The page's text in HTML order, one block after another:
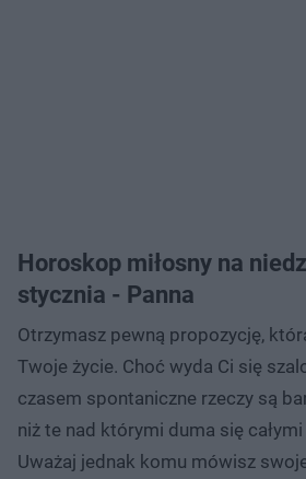
Horoskop miłosny na
stycznia - Panna
Otrzymasz pewną propozycję,
Twoje życie. Choć wyda Ci się
czasem spontaniczne rzeczy są
niż te nad którymi duma się
Uważaj jednak komu mówisz